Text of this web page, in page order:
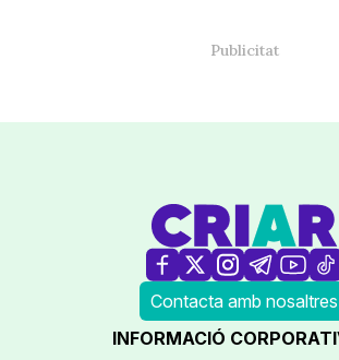
Contacta amb nosaltres
INFORMACIÓ